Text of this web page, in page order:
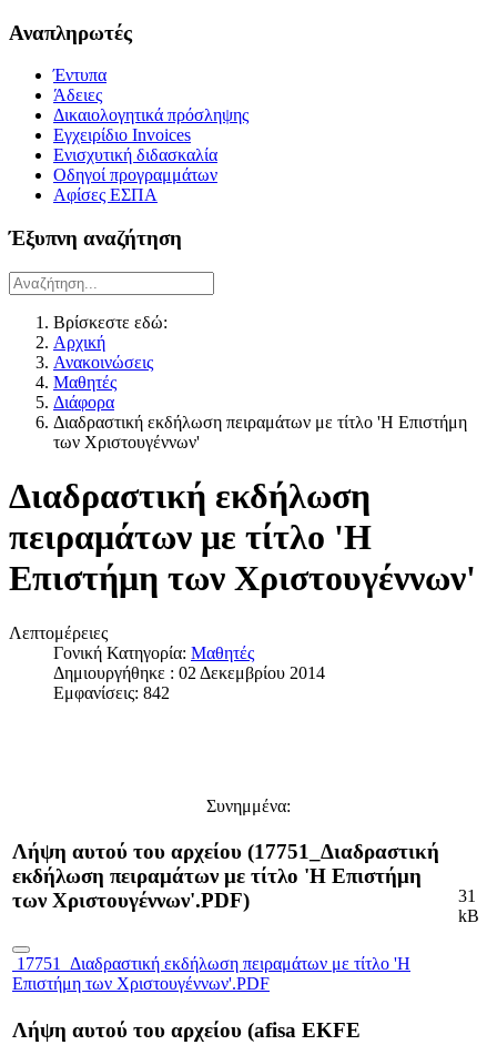
Αναπληρωτές
Έντυπα
Άδειες
Δικαιολογητικά πρόσληψης
Εγχειρίδιο Invoices
Ενισχυτική διδασκαλία
Οδηγοί προγραμμάτων
Αφίσες ΕΣΠΑ
Έξυπνη αναζήτηση
Βρίσκεστε εδώ:
Αρχική
Ανακοινώσεις
Μαθητές
Διάφορα
Διαδραστική εκδήλωση πειραμάτων με τίτλο 'Η Επιστήμη
των Χριστουγέννων'
Διαδραστική εκδήλωση
πειραμάτων με τίτλο 'Η
Επιστήμη των Χριστουγέννων'
Λεπτομέρειες
Γονική Κατηγορία: Μαθητές
Δημιουργήθηκε : 02 Δεκεμβρίου 2014
Εμφανίσεις: 842
Συνημμένα:
Λήψη αυτού του αρχείου (17751_Διαδραστική
εκδήλωση πειραμάτων με τίτλο 'Η Επιστήμη
των Χριστουγέννων'.PDF)
17751_Διαδραστική εκδήλωση πειραμάτων με τίτλο 'Η
Επιστήμη των Χριστουγέννων'.PDF
31
kB
Λήψη αυτού του αρχείου (afisa EKFE